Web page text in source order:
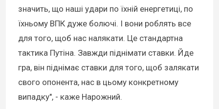
значить, що наші удари по їхній енергетиці, по
їхньому ВПК дуже болючі. І вони роблять все
для того, щоб нас налякати. Це стандартна
тактика Путіна. Завжди піднімати ставки. Йде
гра, він піднімає ставки для того, щоб залякати
свого опонента, нас в цьому конкретному
випадку", - каже Нарожний.